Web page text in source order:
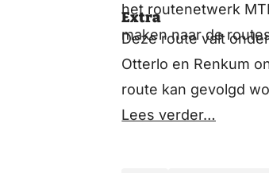
het routenetwerk
maken naar de
Extra
Deze route valt
Otterlo en Renkum
route kan gevolgd
Lees verder…